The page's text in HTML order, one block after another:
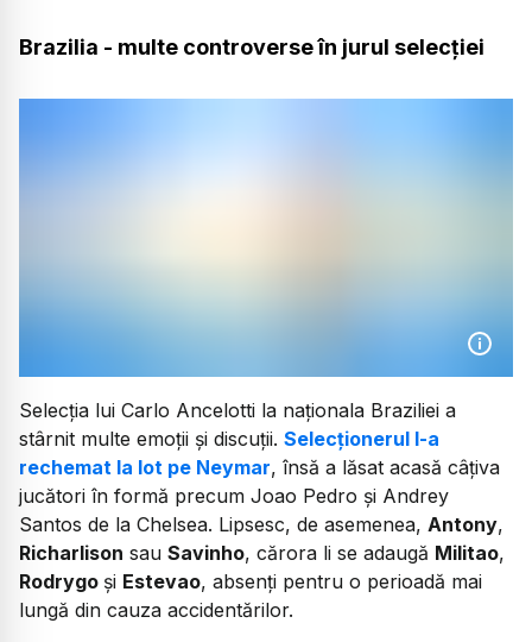
Brazilia - multe controverse în jurul selecției
Selecția lui Carlo Ancelotti la naționala Braziliei a
stârnit multe emoții și discuții. Selecționerul l-a
rechemat la lot pe Neymar, însă a lăsat acasă câțiva
jucători în formă precum Joao Pedro și Andrey
Santos de la Chelsea. Lipsesc, de asemenea, Antony,
Richarlison sau Savinho, cărora li se adaugă Militao,
Rodrygo și Estevao, absenți pentru o perioadă mai
lungă din cauza accidentărilor.